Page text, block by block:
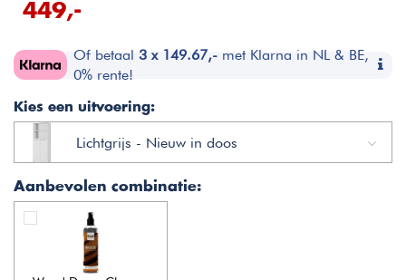
449,-
Of betaal 3 x 149.67,- met Klarna in NL & BE,
0% rente!
Kies een uitvoering:
Lichtgrijs - Nieuw in doos
Aanbevolen combinatie: